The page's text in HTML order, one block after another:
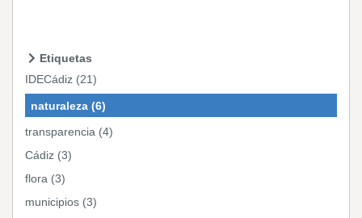
Etiquetas
IDECádiz (21)
naturaleza (6)
transparencia (4)
Cádiz (3)
flora (3)
municipios (3)